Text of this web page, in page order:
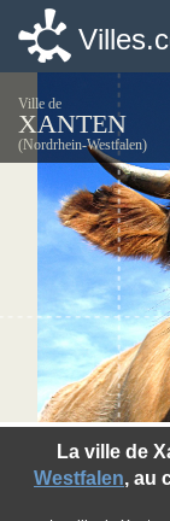
Ville de
XANTEN
(Nordrhein-Westfalen)
La ville de
Westfalen, au